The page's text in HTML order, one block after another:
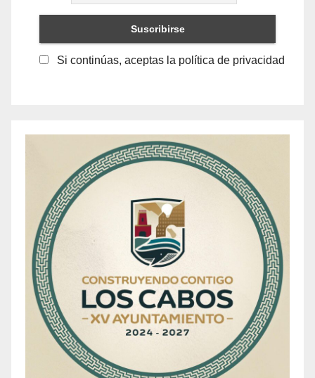
Si continúas, aceptas la política de privacidad